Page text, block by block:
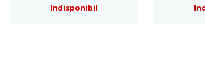
Indisponibil